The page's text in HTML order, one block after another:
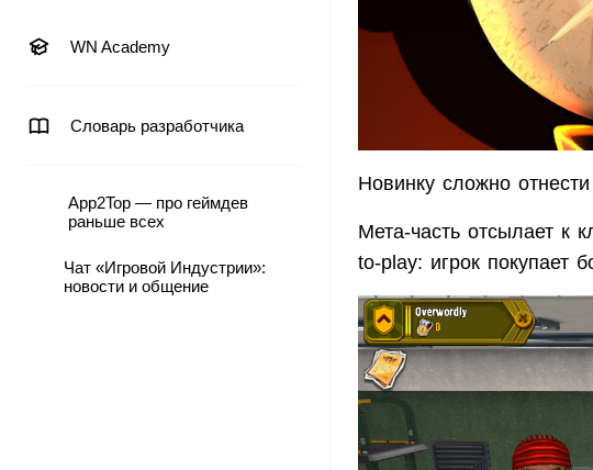
WN Academy
Словарь разработчика
App2Top — про геймдев
раньше всех
Чат «Игровой Индустрии»:
новости и общение
Новинку сложно
Мета-часть отсылает к
to-play: игрок покупает